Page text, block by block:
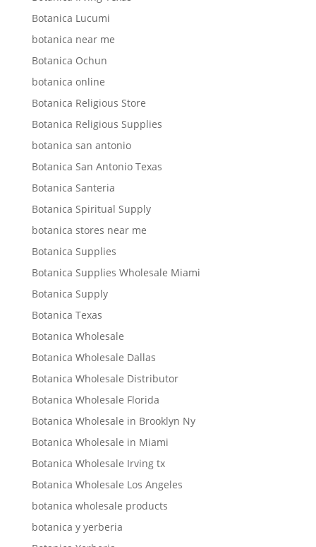
Botanica Lucumi
botanica near me
Botanica Ochun
botanica online
Botanica Religious Store
Botanica Religious Supplies
botanica san antonio
Botanica San Antonio Texas
Botanica Santeria
Botanica Spiritual Supply
botanica stores near me
Botanica Supplies
Botanica Supplies Wholesale Miami
Botanica Supply
Botanica Texas
Botanica Wholesale
Botanica Wholesale Dallas
Botanica Wholesale Distributor
Botanica Wholesale Florida
Botanica Wholesale in Brooklyn Ny
Botanica Wholesale in Miami
Botanica Wholesale Irving tx
Botanica Wholesale Los Angeles
botanica wholesale products
botanica y yerberia